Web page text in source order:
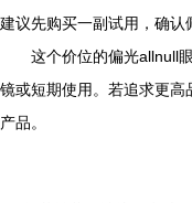
建议先购买一副试用，确认
这个价位的偏光allnull
镜或短期使用。若追求更
产品。